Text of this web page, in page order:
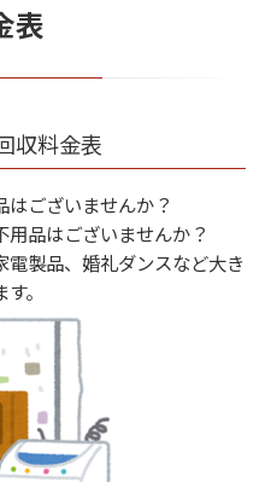
表
収料金表
はございませんか？
品はございませんか？
製品、婚礼ダンスなど大き
。